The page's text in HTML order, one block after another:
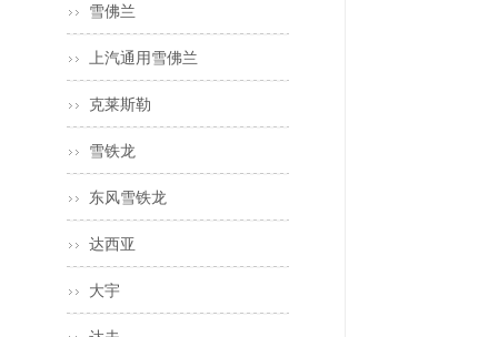
雪佛兰
上汽通用雪佛兰
克莱斯勒
雪铁龙
东风雪铁龙
达西亚
大宇